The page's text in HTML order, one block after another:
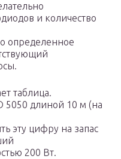
и количество
определенное
таблица.
5050 длиной 10 м (на
эту цифру на запас
200 Вт.